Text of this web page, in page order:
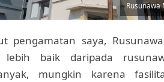
Rusunawa
pengamatan saya,
baik daripada
mungkin karena